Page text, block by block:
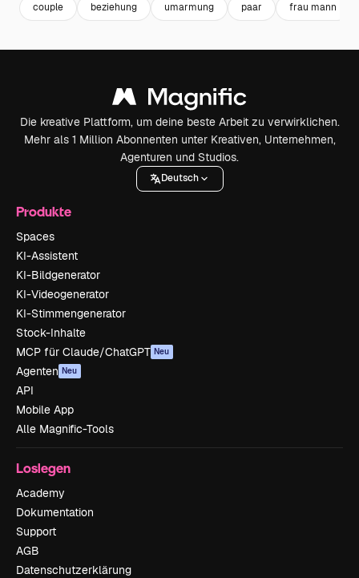
couple beziehung umarmung paar frau mann
Die kreative Plattform, um deine beste Arbeit zu verwirklichen.
Mehr als 1 Million Abonnenten unter Kreativen, Unternehmen,
Agenturen und Studios.
Deutsch
Produkte
Spaces
KI-Assistent
KI-Bildgenerator
KI-Videogenerator
KI-Stimmengenerator
Stock-Inhalte
MCP für Claude/ChatGPT Neu
Agenten Neu
API
Mobile App
Alle Magnific-Tools
Loslegen
Academy
Dokumentation
Support
AGB
Datenschutzerklärung